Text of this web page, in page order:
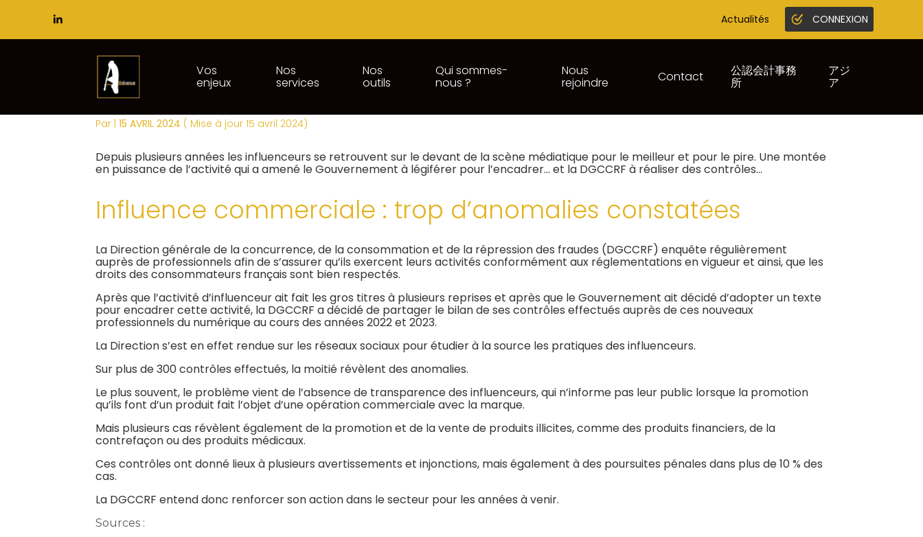
Actualités CONNEXION
Vos
enjeux
Nos
services
Nos
outils
Qui sommes-
nous ?
Nous
rejoindre Contact 公認会計事務
所
アジ
ア
INFLUENCEURS : LA DGCCRF INTENSIFIE SON ACTION
Par |15 AVRIL 2024 ( Mise à jour 15 avril 2024)
Depuis plusieurs années les influenceurs se retrouvent sur le devant de la scène médiatique pour le meilleur et pour le pire. Une montée
en puissance de l’activité qui a amené le Gouvernement à légiférer pour l’encadrer… et la DGCCRF à réaliser des contrôles…
Influence commerciale : trop d’anomalies constatées
La Direction générale de la concurrence, de la consommation et de la répression des fraudes (DGCCRF) enquête régulièrement
auprès de professionnels afin de s’assurer qu’ils exercent leurs activités conformément aux réglementations en vigueur et ainsi, que les
droits des consommateurs français sont bien respectés.
Après que l’activité d’influenceur ait fait les gros titres à plusieurs reprises et après que le Gouvernement ait décidé d’adopter un texte
pour encadrer cette activité, la DGCCRF a décidé de partager le bilan de ses contrôles effectués auprès de ces nouveaux
professionnels du numérique au cours des années 2022 et 2023.
La Direction s’est en effet rendue sur les réseaux sociaux pour étudier à la source les pratiques des influenceurs.
Sur plus de 300 contrôles effectués, la moitié révèlent des anomalies.
Le plus souvent, le problème vient de l’absence de transparence des influenceurs, qui n’informe pas leur public lorsque la promotion
qu’ils font d’un produit fait l’objet d’une opération commerciale avec la marque.
Mais plusieurs cas révèlent également de la promotion et de la vente de produits illicites, comme des produits financiers, de la
contrefaçon ou des produits médicaux.
Ces contrôles ont donné lieux à plusieurs avertissements et injonctions, mais également à des poursuites pénales dans plus de 10 % des
cas.
La DGCCRF entend donc renforcer son action dans le secteur pour les années à venir.
Sources :